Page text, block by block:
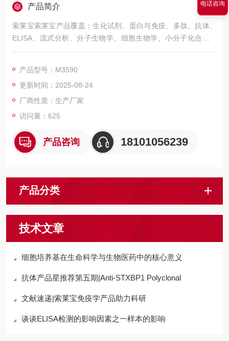
产品简介
索莱宝索莱宝产品覆盖：生化试剂、蛋白与免疫、多肽、抗体、
ELISA、流式分析、分子生物学、细胞生物学、小分子化合物、
生化试剂盒、染色试剂、分析标准品、微生物培养、层析介质、
1)无血清培养基含酚红、L-谷氨酰胺和L-丙氨酰谷氨酰胺
产品型号：M3590
更新时间：2025-08-24
厂商性质：生产厂家
访问量：625
产品咨询 18101056239
产品分类
技术文章
细胞培养基在生命科学与生物医药中的核心意义
抗体产品星推荐第五期|Anti-STXBP1 Polyclonal
文献速递|索莱宝免疫学产品助力科研
谈谈ELISA检测的影响因素之一样本的影响
电话咨询